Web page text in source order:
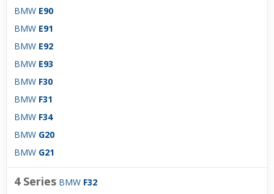
BMW E90
BMW E91
BMW E92
BMW E93
BMW F30
BMW F31
BMW F34
BMW G20
BMW G21
4 Series BMW F32